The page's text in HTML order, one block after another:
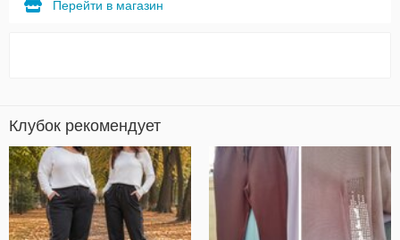
Перейти в магазин
Клубок рекомендует